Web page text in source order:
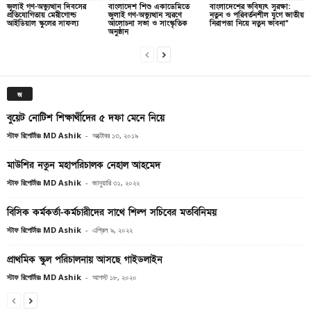
জুলাই গণ-অভ্যুত্থান দিবসের
প্রতিযোগিতায় মেরীগোল্ড
আইডিয়াল স্কুলের সাফল্য
বাংলাদেশ শিশু একাডেমিতে
জুলাই গণ-অভ্যুত্থান স্মরণে
আলোচনা সভা ও সাংস্কৃতিক
অনুষ্ঠান
বাংলাদেশের ভবিষ্যৎ সুরক্ষা:
নতুন ও পরিবর্তনশীল যুগে জাতীয়
নিরাপত্তা নিয়ে নতুন ভাবনা”
জ
বুয়েট নোটিশ শিক্ষার্থীদের ৫ দফা মেনে নিয়ে
স্টাফ রিপোর্টারঃ MD Ashik - অক্টোবর ১৩, ২০১৯
মাউশির নতুন মহাপরিচালক নেহাল আহমেদ
স্টাফ রিপোর্টারঃ MD Ashik - জানুয়ারি ৩১, ২০২২
বিসিক কর্মকর্তা-কর্মচারীদের সাথে শিল্প সচিবের মতবিনিময়
স্টাফ রিপোর্টারঃ MD Ashik - এপ্রিল ৯, ২০২২
প্রাথমিক স্কুল পরিচালনায় আসছে গাইডলাইন
স্টাফ রিপোর্টারঃ MD Ashik - আগস্ট ১৮, ২০২০